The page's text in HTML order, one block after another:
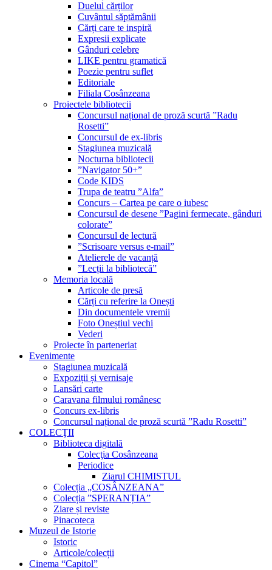
Duelul cărților
Cuvântul săptămânii
Cărți care te inspiră
Expresii explicate
Gânduri celebre
LIKE pentru gramatică
Poezie pentru suflet
Editoriale
Filiala Cosânzeana
Proiectele bibliotecii
Concursul național de proză scurtă ”Radu
Rosetti”
Concursul de ex-libris
Stagiunea muzicală
Nocturna bibliotecii
”Navigator 50+”
Code KIDS
Trupa de teatru ”Alfa”
Concurs – Cartea pe care o iubesc
Concursul de desene ”Pagini fermecate, gânduri
colorate”
Concursul de lectură
”Scrisoare versus e-mail”
Atelierele de vacanță
”Lecții la bibliotecă”
Memoria locală
Articole de presă
Cărți cu referire la Onești
Din documentele vremii
Foto Oneștiul vechi
Vederi
Proiecte în parteneriat
Evenimente
Stagiunea muzicală
Expoziții și vernisaje
Lansări carte
Caravana filmului românesc
Concurs ex-libris
Concursul național de proză scurtă ”Radu Rosetti”
COLECŢII
Biblioteca digitală
Colecţia Cosânzeana
Periodice
Ziarul CHIMISTUL
Colecția „COSÂNZEANA”
Colecția ”SPERANȚIA”
Ziare și reviste
Pinacoteca
Muzeul de Istorie
Istoric
Articole/colecții
Cinema “Capitol”